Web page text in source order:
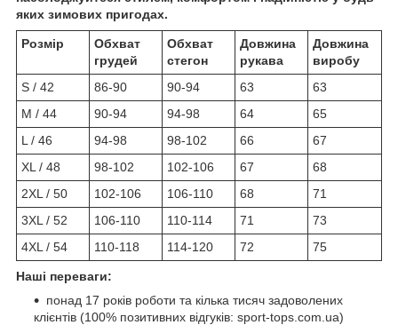
яких зимових пригодах.
Розмір
Обхват
грудей
Обхват
стегон
Довжина
рукава
Довжина
виробу
S / 42
86-90 90-94 63
63
M / 44
90-94 94-98 64
65
L / 46
94-98 98-102 66
67
XL / 48
98-102 102-106 67
68
2XL / 50
102-106 106-110 68
71
3XL / 52
106-110 110-114 71
73
4XL / 54
110-118 114-120 72 75
Наші переваги:
понад 17 років роботи та кілька тисяч задоволених
клієнтів (100% позитивних відгуків: sport-tops.com.ua)